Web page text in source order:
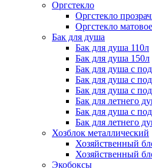
Оргстекло
Оргстекло
Оргстекло
Бак для душа
Бак для душа 110л
Бак для душа 150л
Бак для душа с
Бак для душа с
Бак для душа с
Бак для летнего
Бак для душа с
Бак для летнего
Хозблок металлический
Хозяйственный
Хозяйственный
Экобоксы